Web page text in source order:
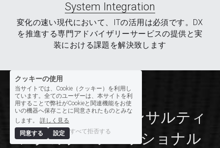
System Integration
変化の速い現代において、ITの活用は必須です。DX
を推進する専門アドバイザリーサービスの提供と実
装における課題を解決致します
Our Services
戦略・事業・ITコンサルティ
ングのプロフェッショナル
クッキーの使用
当サイトでは、Cookie（クッキー）を利用し
ています。全てのユーザーは、本サイトを利
用することで弊社がCookieと関連機能をお使
いの機器へ保存ことに同意されたものとみな
します。
詳しく見る
同意する
設定 すべて拒否する